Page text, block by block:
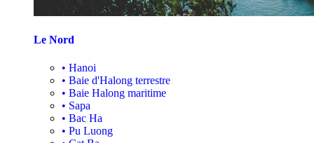
Le Nord
• Hanoi
• Baie d'Halong terrestre
• Baie Halong maritime
• Sapa
• Bac Ha
• Pu Luong